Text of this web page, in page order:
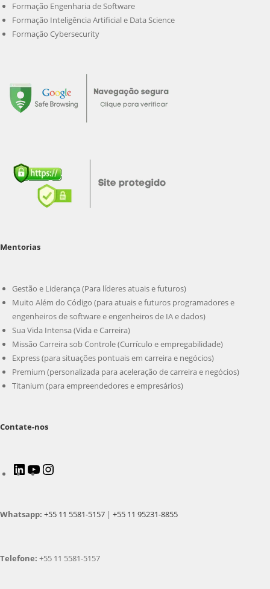
Formação Engenharia de Software
Formação Inteligência Artificial e Data Science
Formação Cybersecurity
Mentorias
Gestão e Liderança (Para líderes atuais e futuros)
Muito Além do Código (para atuais e futuros programadores e
engenheiros de software e engenheiros de IA e dados)
Sua Vida Intensa (Vida e Carreira)
Missão Carreira sob Controle (Currículo e empregabilidade)
Express (para situações pontuais em carreira e negócios)
Premium (personalizada para aceleração de carreira e negócios)
Titanium (para empreendedores e empresários)
Contate-nos
LinkedInYoutube
Whatsapp: +55 11 5581-5157 | +55 11 95231-8855
Telefone: +55 11 5581-5157